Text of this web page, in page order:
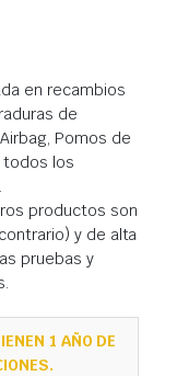
en recambios
de
Pomos de
todos los
productos son
y de alta
pruebas y
1 AÑO DE